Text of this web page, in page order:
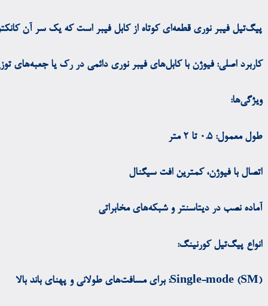
پیگ‌تیل فیبر نوری قطعه‌ای کوتاه از کابل فیبر است که یک سر آن
کاربرد اصلی: فیوژن با کابل‌های فیبر نوری دائمی در رک یا جعبه‌های
ویژگی‌ها:
طول معمول: 0.5 تا 2 متر
اتصال با فیوژن، کمترین افت سیگنال
آماده نصب در دیتاسنتر و شبکه‌های مخابراتی
انواع پیگ‌تیل کورنینگ:
Single-mode (SM): برای مسافت‌های طولانی و پهنای باند بالا